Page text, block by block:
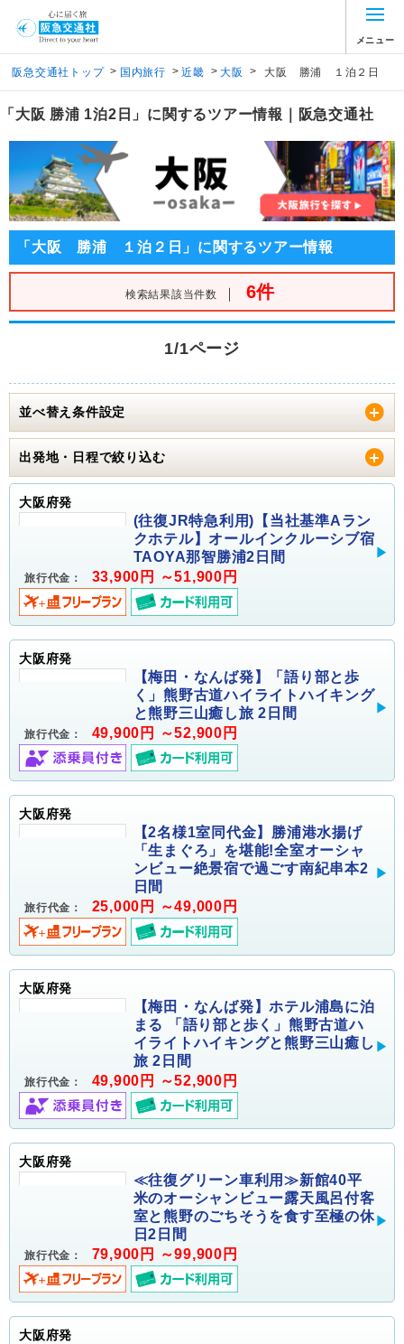
メニュー
阪急交通社トップ > 国内旅行 > 近畿 > 大阪 > 大阪 勝浦 １泊２日
「大阪 勝浦 1泊2日」に関するツアー情報｜阪急交通社
「大阪 勝浦 １泊２日」に関するツアー情報
検索結果該当件数 ｜ 6件
1/1ページ
並べ替え条件設定
出発地・日程で絞り込む
大阪府発
(往復JR特急利用)【当社基準Aラン
クホテル】オールインクルーシブ宿
TAOYA那智勝浦2日間
旅行代金： 33,900円 ～51,900円
大阪府発
【梅田・なんば発】「語り部と歩
く」熊野古道ハイライトハイキング
と熊野三山癒し旅 2日間
旅行代金： 49,900円 ～52,900円
大阪府発
【2名様1室同代金】勝浦港水揚げ
「生まぐろ」を堪能!全室オーシャ
ンビュー絶景宿で過ごす南紀串本2
日間
旅行代金： 25,000円 ～49,000円
大阪府発
【梅田・なんば発】ホテル浦島に泊
まる 「語り部と歩く」熊野古道ハ
イライトハイキングと熊野三山癒し
旅 2日間
旅行代金： 49,900円 ～52,900円
大阪府発
≪往復グリーン車利用≫新館40平
米のオーシャンビュー露天風呂付客
室と熊野のごちそうを食す至極の休
日2日間
旅行代金： 79,900円 ～99,900円
大阪府発